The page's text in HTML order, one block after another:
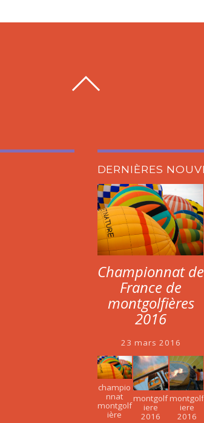
DERNIÈRES
Championnat de
France de
montgolfières
2016
23 mars 2016
champio
nnat
montgolf
ière
montgolf
iere
2016
montgolf
iere
2016